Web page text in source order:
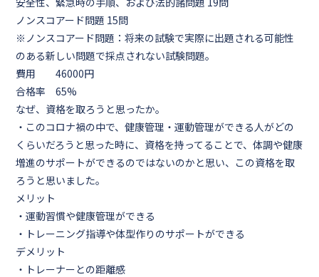
ノンスコアード問題 15問
※ノンスコアード問題：将来の試験で実際に出題される可能性
のある新しい問題で採点されない試験問題。
費用 46000円
合格率 65%
なぜ、資格を取ろうと思ったか。
・このコロナ禍の中で、健康管理・運動管理ができる人がどの
くらいだろうと思った時に、資格を持ってることで、体調や健康
増進のサポートができるのではないのかと思い、この資格を取
ろうと思いました。
メリット
・運動習慣や健康管理ができる
・トレーニング指導や体型作りのサポートができる
デメリット
・トレーナーとの距離感